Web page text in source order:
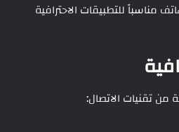
مناسباً للتطبيقات الاحترافية
تقنيات الاتصال: